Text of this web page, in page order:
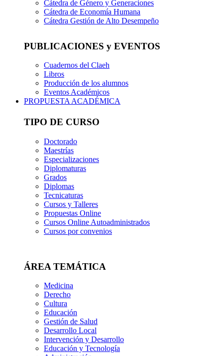
Cátedra de Género y Generaciones
Cátedra de Economía Humana
Cátedra Gestión de Alto Desempeño
PUBLICACIONES y EVENTOS
Cuadernos del Claeh
Libros
Producción de los alumnos
Eventos Académicos
PROPUESTA ACADÉMICA
TIPO DE CURSO
Doctorado
Maestrías
Especializaciones
Diplomaturas
Grados
Diplomas
Tecnicaturas
Cursos y Talleres
Propuestas Online
Cursos Online Autoadministrados
Cursos por convenios
ÁREA TEMÁTICA
Medicina
Derecho
Cultura
Educación
Gestión de Salud
Desarrollo Local
Intervención y Desarrollo
Educación y Tecnología